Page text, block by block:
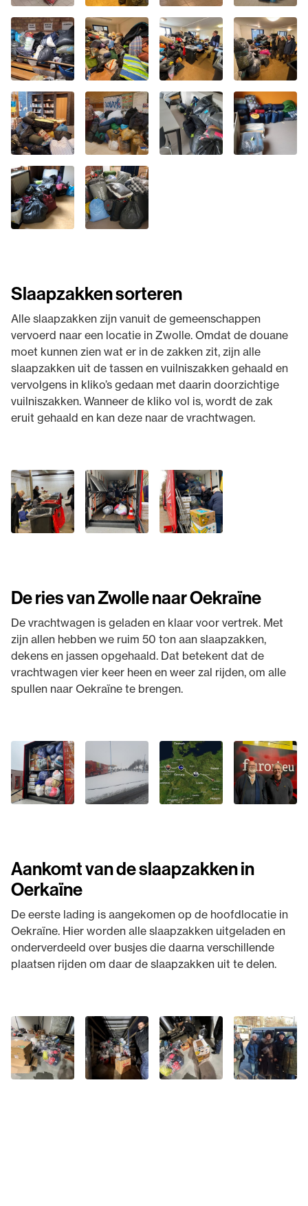
Slaapzakken sorteren
Alle slaapzakken zijn vanuit de gemeenschappen
vervoerd naar een locatie in Zwolle. Omdat de douane
moet kunnen zien wat er in de zakken zit, zijn alle
slaapzakken uit de tassen en vuilniszakken gehaald en
vervolgens in kliko’s gedaan met daarin doorzichtige
vuilniszakken. Wanneer de kliko vol is, wordt de zak
eruit gehaald en kan deze naar de vrachtwagen.
De ries van Zwolle naar Oekraïne
De vrachtwagen is geladen en klaar voor vertrek. Met
zijn allen hebben we ruim 50 ton aan slaapzakken,
dekens en jassen opgehaald. Dat betekent dat de
vrachtwagen vier keer heen en weer zal rijden, om alle
spullen naar Oekraïne te brengen.
Aankomt van de slaapzakken in
Oerkaïne
De eerste lading is aangekomen op de hoofdlocatie in
Oekraïne. Hier worden alle slaapzakken uitgeladen en
onderverdeeld over busjes die daarna verschillende
plaatsen rijden om daar de slaapzakken uit te delen.